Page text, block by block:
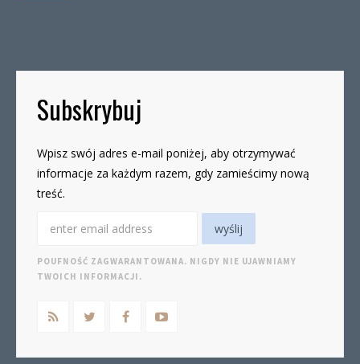
Subskrybuj
Wpisz swój adres e-mail poniżej, aby otrzymywać
informacje za każdym razem, gdy zamieścimy nową
treść.
POUFNOŚĆ ZAGWARANTOWANA. NIGDY NIE UJAWNIAMY
TWOICH INFORMACJI.